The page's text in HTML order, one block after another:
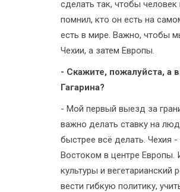
сделать так, чтобы
помнил, кто он есть на
есть в мире. Важно, чтобы
Чехии, а затем Европы.
- Скажите, пожалуйста, а
Гагарина?
- Мой первый выезд за
важно делать ставку на
быстрее всё делать. Чехия
Востоком в центре Европы.
культуры и
вести гибкую политику,